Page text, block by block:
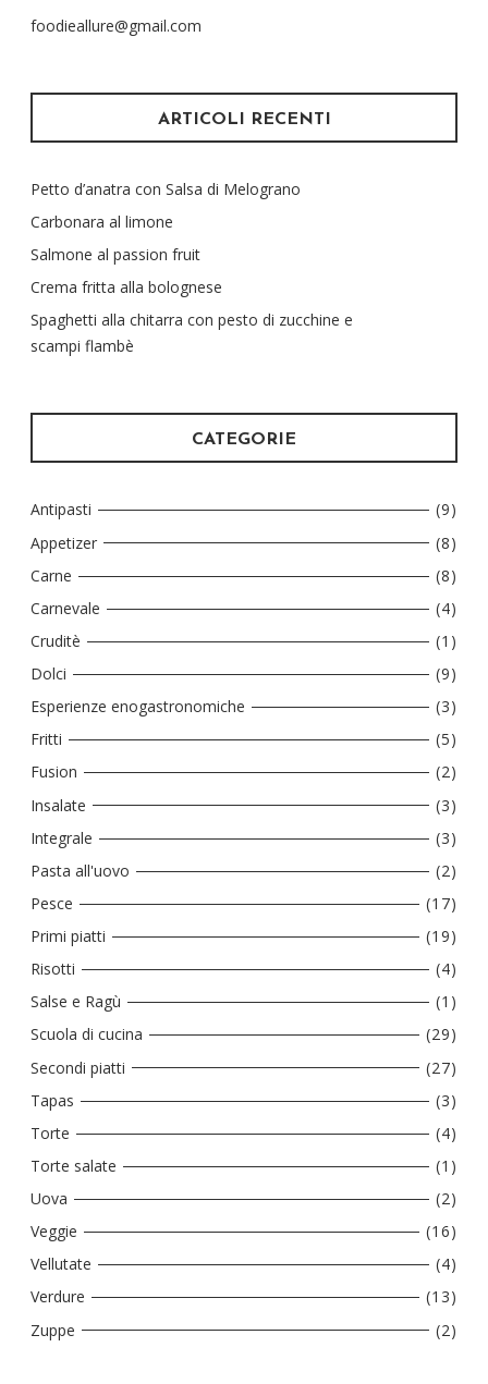
foodieallure@gmail.com
ARTICOLI RECENTI
Petto d’anatra con Salsa di Melograno
Carbonara al limone
Salmone al passion fruit
Crema fritta alla bolognese
Spaghetti alla chitarra con pesto di zucchine e
scampi flambè
CATEGORIE
Antipasti
(9)
Appetizer
(8)
Carne
(8)
Carnevale
(4)
Cruditè
(1)
Dolci
(9)
Esperienze enogastronomiche
(3)
Fritti
(5)
Fusion
(2)
Insalate
(3)
Integrale
(3)
Pasta all'uovo
(2)
Pesce
(17)
Primi piatti
(19)
Risotti
(4)
Salse e Ragù
(1)
Scuola di cucina
(29)
Secondi piatti
(27)
Tapas
(3)
Torte
(4)
Torte salate
(1)
Uova
(2)
Veggie
(16)
Vellutate
(4)
Verdure
(13)
Zuppe
(2)